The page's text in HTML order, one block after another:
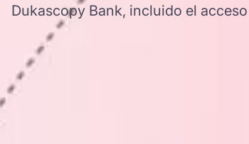
Dukascopy Bank, incluido el